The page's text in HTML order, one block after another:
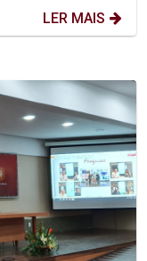
LER MAIS